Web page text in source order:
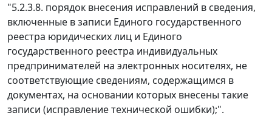
"5.2.3.8. порядок внесения исправлений в сведения,
включенные в записи Единого государственного
реестра юридических лиц и Единого
государственного реестра индивидуальных
предпринимателей на электронных носителях, не
соответствующие сведениям, содержащимся в
документах, на основании которых внесены такие
записи (исправление технической ошибки);".